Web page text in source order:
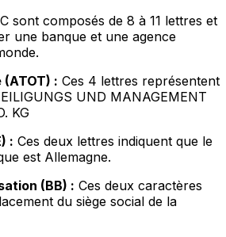
sont composés de 8 à 11 lettres et
une banque et une agence
: Ces 4 lettres représentent
UND MANAGEMENT
KG
: Ces deux lettres indiquent que le
est Allemagne.
(BB) : Ces deux caractères
du siège social de la